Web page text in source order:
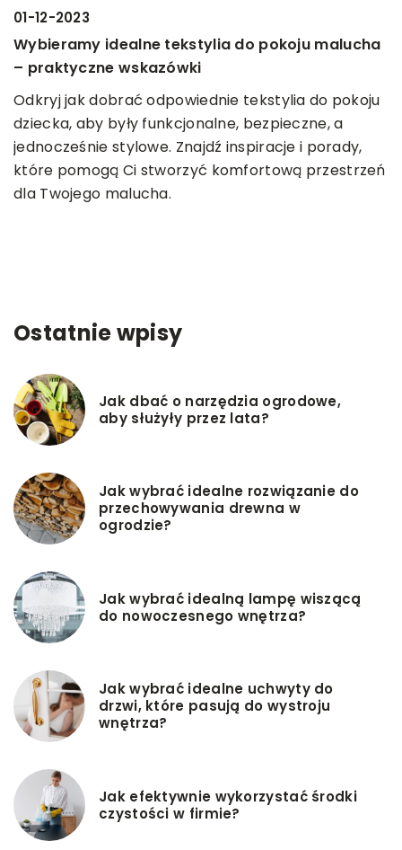
01-12-2023
Wybieramy idealne tekstylia do pokoju malucha
– praktyczne wskazówki
Odkryj jak dobrać odpowiednie tekstylia do pokoju
dziecka, aby były funkcjonalne, bezpieczne, a
jednocześnie stylowe. Znajdź inspiracje i porady,
które pomogą Ci stworzyć komfortową przestrzeń
dla Twojego malucha.
Ostatnie wpisy
Jak dbać o narzędzia ogrodowe,
aby służyły przez lata?
Jak wybrać idealne rozwiązanie do
przechowywania drewna w
ogrodzie?
Jak wybrać idealną lampę wiszącą
do nowoczesnego wnętrza?
Jak wybrać idealne uchwyty do
drzwi, które pasują do wystroju
wnętrza?
Jak efektywnie wykorzystać środki
czystości w firmie?